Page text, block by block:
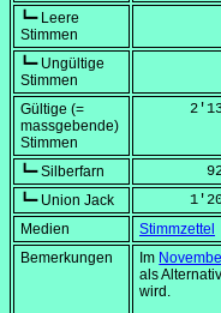
┗━ Leere
Stimmen
┗━ Ungültige
Stimmen
Gültige (=
massgebende)
Stimmen
┗━ Silberfarn
┗━ Union Jack
Medien
Stimmzettel
Bemerkungen
Im
als
wird.